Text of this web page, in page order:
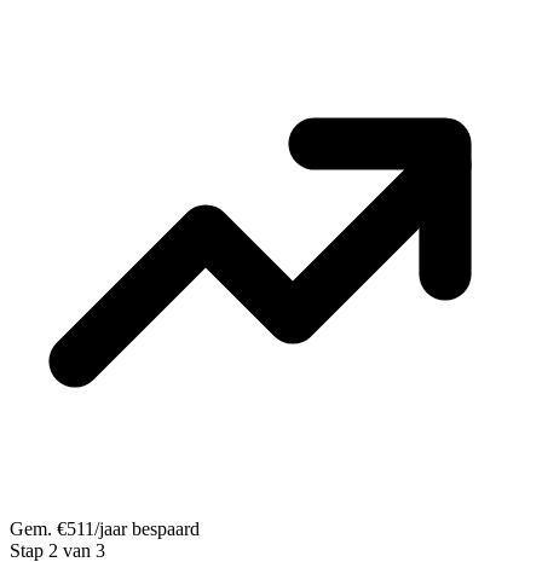
Gem. €511/jaar bespaard
Stap 2 van 3